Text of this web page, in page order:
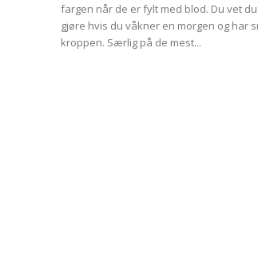
fargen når de er fylt med blod. Du vet
gjøre hvis du våkner en morgen og har
kroppen. Særlig på de mest...